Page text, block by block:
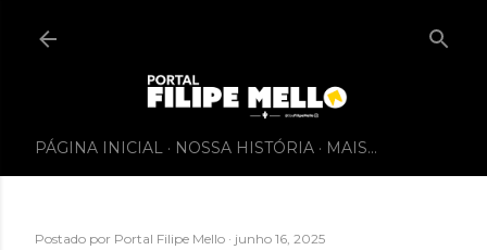
PÁGINA INICIAL NOSSA HISTÓRIA MAIS…
Postado por Portal Filipe Mello junho 16, 2025